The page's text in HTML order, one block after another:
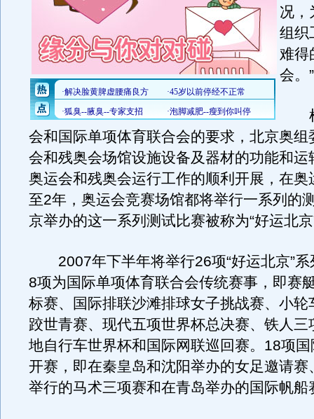
况，
组织
难得
会。”
根
会和国际单项体育联合会的要求，北京奥组
会和残奥会场馆设施设备及器材的功能和运
奥运会和残奥会运行工作的顺利开展，在奥
至2年，奥运会竞赛场馆都将举行一系列的
京举办的这一系列测试比赛被称为“好运北
2007年下半年将举行26项“好运北京”系
8项为国际单项体育联合会传统赛事，即赛
标赛、国际排联沙滩排球女子挑战赛、小轮
跤世青赛、现代五项世界杯总决赛、铁人三
地自行车世界杯和国际网联巡回赛。18项
开赛，即在秦皇岛和沈阳举办的女足邀请赛
举行的马术三项赛和在青岛举办的国际帆船